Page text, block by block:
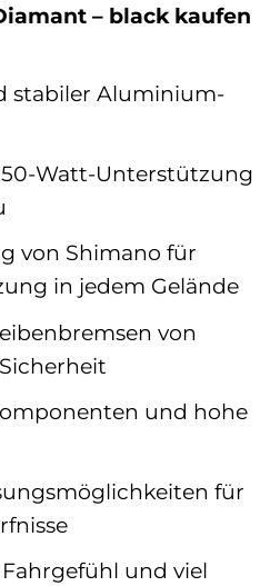
– black kaufen
stabiler Aluminium-
Watt-Unterstützung
von Shimano für
in jedem Gelände
von
und hohe
für
und viel